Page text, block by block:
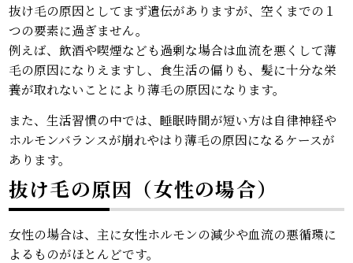
抜け毛の原因としてまず遺伝がありますが、空くまでの１
つの要素に過ぎません。
例えば、飲酒や喫煙なども過剰な場合は血流を悪くして薄
毛の原因になりえますし、食生活の偏りも、髪に十分な栄
養が取れないことにより薄毛の原因になります。
また、生活習慣の中では、睡眠時間が短い方は自律神経や
ホルモンバランスが崩れやはり薄毛の原因になるケースが
あります。
抜け毛の原因（女性の場合）
女性の場合は、主に女性ホルモンの減少や血流の悪循環に
よるものがほとんどです。